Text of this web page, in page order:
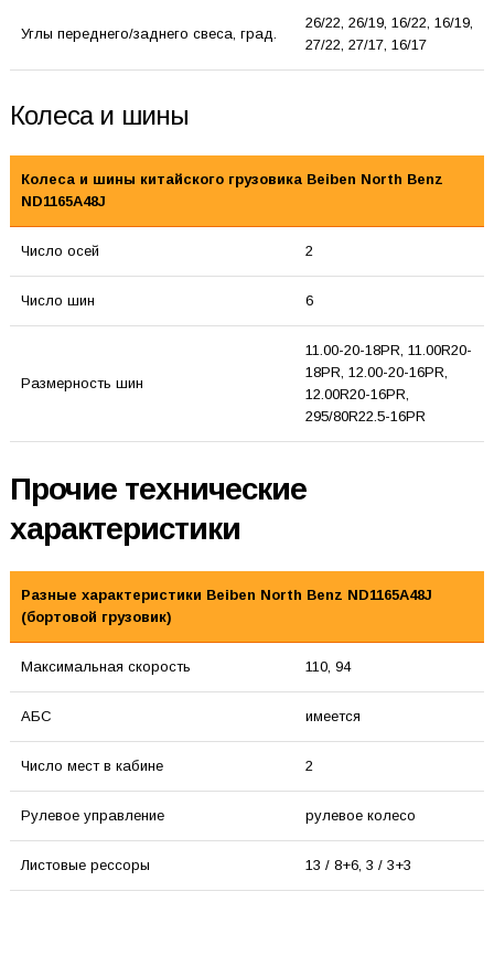
Углы переднего/заднего свеса, град.
26/22, 26/19, 16/22, 16/19,
27/22, 27/17, 16/17
Колеса и шины
Колеса и шины китайского грузовика Beiben North Benz
ND1165A48J
Число осей 2
Число шин 6
Размерность шин
11.00-20-18PR, 11.00R20-
18PR, 12.00-20-16PR,
12.00R20-16PR,
295/80R22.5-16PR
Прочие технические
характеристики
Разные характеристики Beiben North Benz ND1165A48J
(бортовой грузовик)
Максимальная скорость 110, 94
АБС имеется
Число мест в кабине 2
Рулевое управление рулевое колесо
Листовые рессоры 13 / 8+6, 3 / 3+3